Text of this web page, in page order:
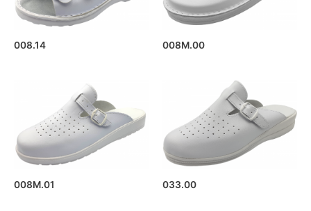
008.14 008M.00
008M.01 033.00